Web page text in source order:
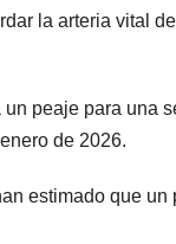
la arteria vital
peaje para una
de 2026.
estimado que un